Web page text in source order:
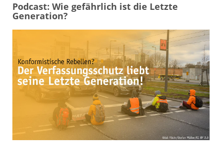
Podcast: Wie gefährlich ist die Letzte
Generation?